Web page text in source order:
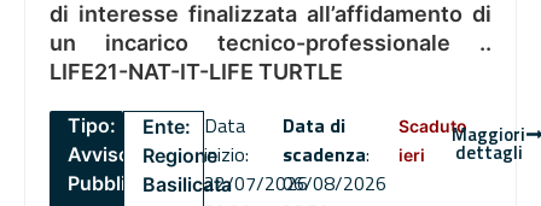
di interesse finalizzata all’affidamento di
un incarico tecnico-professionale ..
LIFE21-NAT-IT-LIFE TURTLE
Tipo:
Avviso
Pubblico
Ente:
Regione
Basilicata
Data
inizio:
22/07/2026
Data di
scadenza:
06/08/2026
Scaduto
ieri
Maggiori
dettagli